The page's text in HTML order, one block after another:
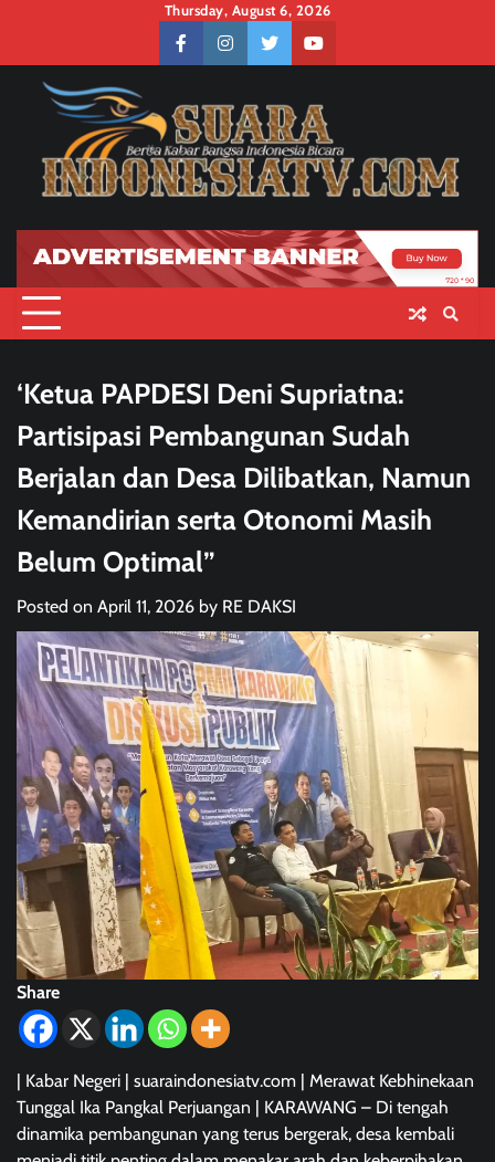
content
Thursday, August 6, 2026
facebookinstagramtwitteryoutube
‘Ketua PAPDESI Deni Supriatna:
Partisipasi Pembangunan Sudah
Berjalan dan Desa Dilibatkan, Namun
Kemandirian serta Otonomi Masih
Belum Optimal”
Posted on April 11, 2026 by RE DAKSI
Share
| Kabar Negeri | suaraindonesiatv.com | Merawat Kebhinekaan
Tunggal Ika Pangkal Perjuangan | KARAWANG – Di tengah
dinamika pembangunan yang terus bergerak, desa kembali